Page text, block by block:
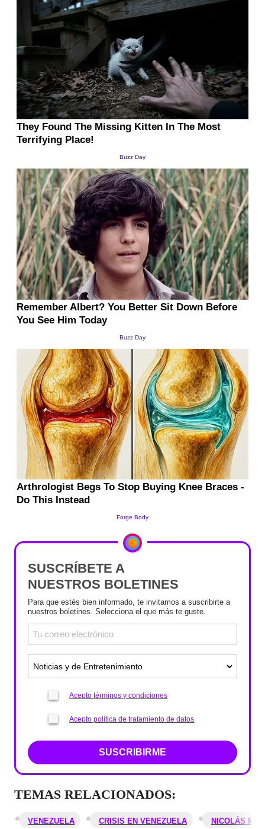
SUSCRÍBETE A
NUESTROS BOLETINES
Para que estés bien informado, te invitamos a suscribirte a
nuestros boletines. Selecciona el que más te guste.
Acepto términos y condiciones
Acepto política de tratamiento de datos
SUSCRIBIRME
TEMAS RELACIONADOS:
VENEZUELA CRISIS EN VENEZUELA NICOLÁS